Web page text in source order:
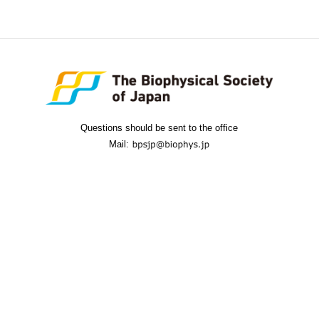
Questions should be sent to the office
Mail: